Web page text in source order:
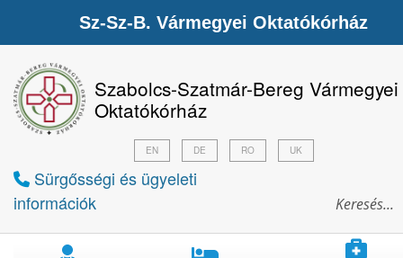
Szabolcs-Szatmár-Bereg Vármegyei
Oktatókórház
Sürgősségi és ügyeleti
információk
EN DE RO UK
Sz-Sz-B. Vármegyei Oktatókórház